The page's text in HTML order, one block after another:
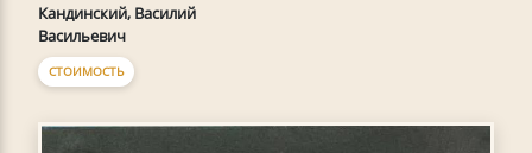
Кандинский, Василий
Васильевич
СТОИМОСТЬ